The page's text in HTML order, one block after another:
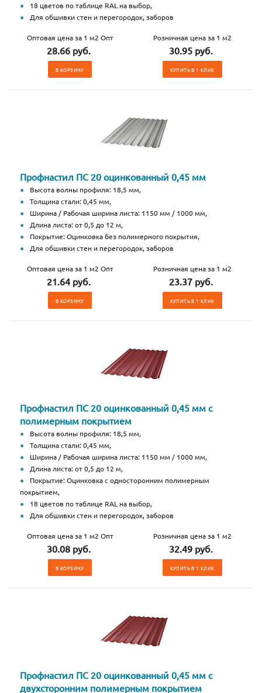
18 цветов по таблице RAL на выбор,
Для обшивки стен и перегородок, заборов
Оптовая цена за 1 м2 Опт
28.66 руб.
В КОРЗИНУ
Розничная цена за 1 м2
30.95 руб.
КУПИТЬ В 1 КЛИК
Профнастил ПС 20 оцинкованный 0,45 мм
Высота волны профиля: 18,5 мм,
Толщина стали: 0,45 мм,
Ширина / Рабочая ширина листа: 1150 мм / 1000 мм,
Длина листа: от 0,5 до 12 м,
Покрытие: Оцинковка без полимерного покрытия,
Для обшивки стен и перегородок, заборов
Оптовая цена за 1 м2 Опт
21.64 руб.
В КОРЗИНУ
Розничная цена за 1 м2
23.37 руб.
КУПИТЬ В 1 КЛИК
Профнастил ПС 20 оцинкованный 0,45 мм с
полимерным покрытием
Высота волны профиля: 18,5 мм,
Толщина стали: 0,45 мм,
Ширина / Рабочая ширина листа: 1150 мм / 1000 мм,
Длина листа: от 0,5 до 12 м,
Покрытие: Оцинковка с односторонним полимерным
покрытием,
18 цветов по таблице RAL на выбор,
Для обшивки стен и перегородок, заборов
Оптовая цена за 1 м2 Опт
30.08 руб.
В КОРЗИНУ
Розничная цена за 1 м2
32.49 руб.
КУПИТЬ В 1 КЛИК
Профнастил ПС 20 оцинкованный 0,45 мм с
двухсторонним полимерным покрытием